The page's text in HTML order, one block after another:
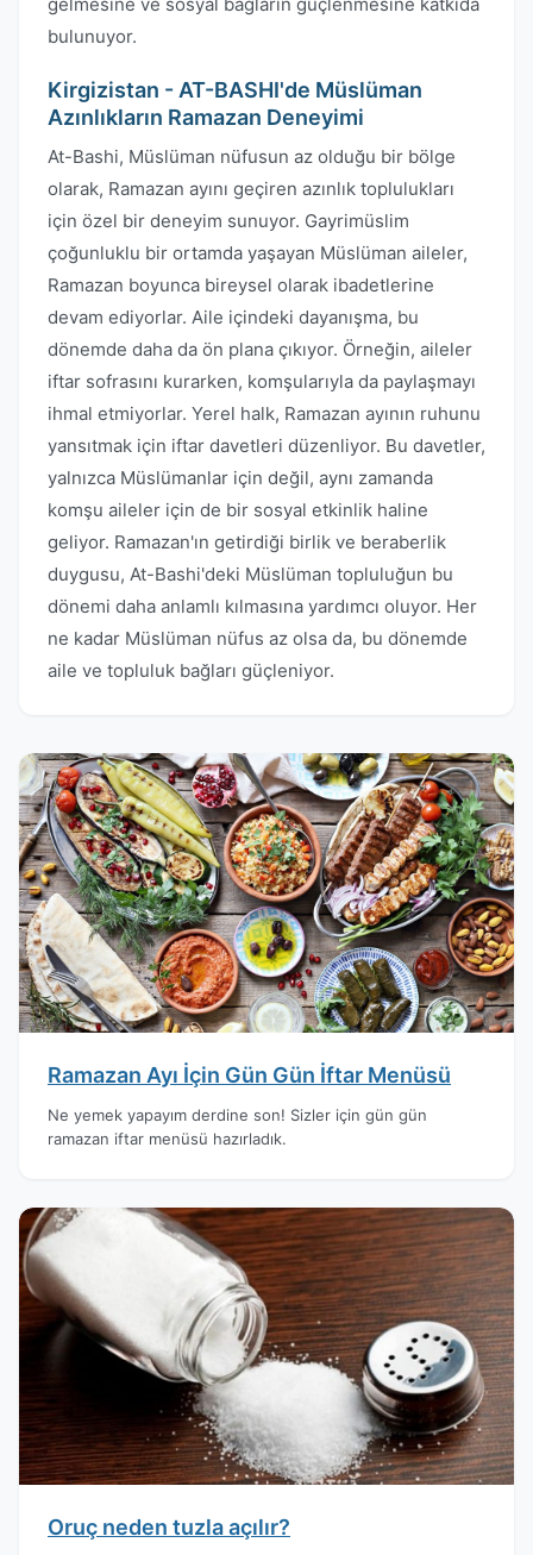
bulunuyor.
Kirgizistan - AT-BASHI'de Müslüman
Azınlıkların Ramazan Deneyimi
At-Bashi, Müslüman nüfusun az olduğu bir bölge
olarak, Ramazan ayını geçiren azınlık toplulukları
için özel bir deneyim sunuyor. Gayrimüslim
çoğunluklu bir ortamda yaşayan Müslüman aileler,
Ramazan boyunca bireysel olarak ibadetlerine
devam ediyorlar. Aile içindeki dayanışma, bu
dönemde daha da ön plana çıkıyor. Örneğin, aileler
iftar sofrasını kurarken, komşularıyla da paylaşmayı
ihmal etmiyorlar. Yerel halk, Ramazan ayının ruhunu
yansıtmak için iftar davetleri düzenliyor. Bu davetler,
yalnızca Müslümanlar için değil, aynı zamanda
komşu aileler için de bir sosyal etkinlik haline
geliyor. Ramazan'ın getirdiği birlik ve beraberlik
duygusu, At-Bashi'deki Müslüman topluluğun bu
dönemi daha anlamlı kılmasına yardımcı oluyor. Her
ne kadar Müslüman nüfus az olsa da, bu dönemde
aile ve topluluk bağları güçleniyor.
Ramazan Ayı İçin Gün Gün İftar Menüsü
Ne yemek yapayım derdine son! Sizler için gün gün
ramazan iftar menüsü hazırladık.
Oruç neden tuzla açılır?